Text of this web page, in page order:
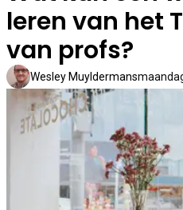
leren van het
van profs?
Wesley Muyldermans